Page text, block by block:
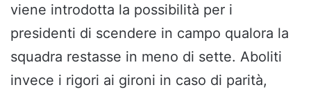
viene introdotta la possibilità per i
presidenti di scendere in campo qualora la
squadra restasse in meno di sette. Aboliti
invece i rigori ai gironi in caso di parità,